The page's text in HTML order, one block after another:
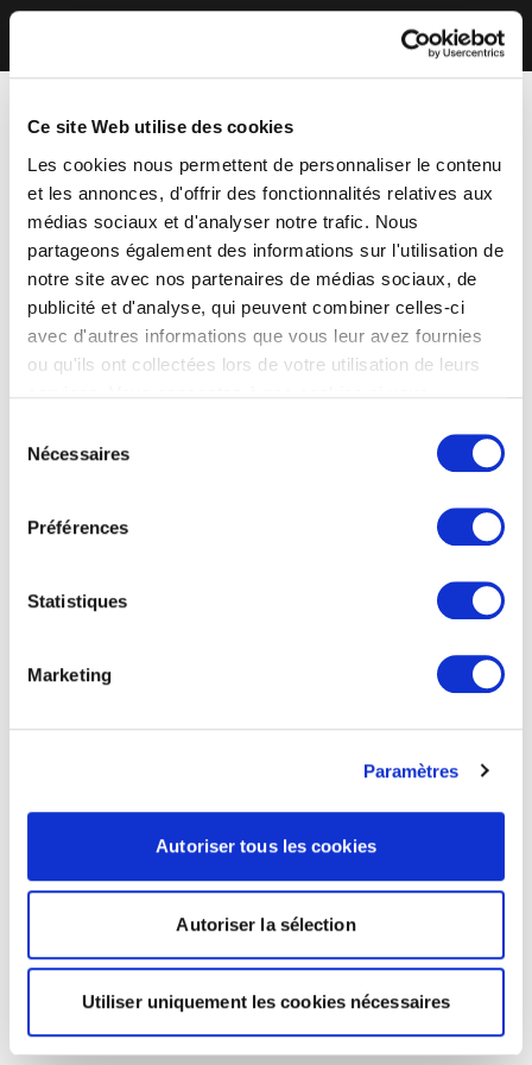
Ce site Web utilise des cookies
Les cookies nous permettent de personnaliser le contenu
et les annonces, d'offrir des fonctionnalités relatives aux
médias sociaux et d'analyser notre trafic. Nous
partageons également des informations sur l'utilisation de
notre site avec nos partenaires de médias sociaux, de
publicité et d'analyse, qui peuvent combiner celles-ci
avec d'autres informations que vous leur avez fournies
ou qu'ils ont collectées lors de votre utilisation de leurs
Nécessaires
Préférences
Statistiques
Marketing
Paramètres
Autoriser tous les cookies
Autoriser la sélection
Utiliser uniquement les cookies nécessaires